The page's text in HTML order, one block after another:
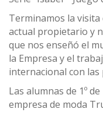
Terminamos la
actual propietario y
que nos enseñó el
la Empresa y el
internacional con
Las alumnas de 1º
empresa de moda